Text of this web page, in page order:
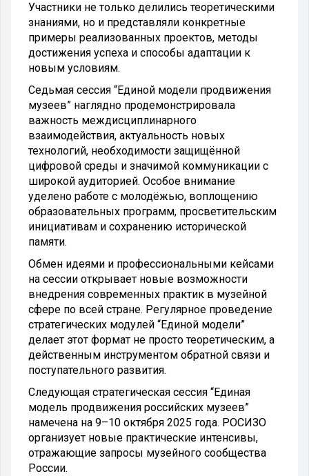
Участники не только делились теоретическими
знаниями, но и представляли конкретные
примеры реализованных проектов, методы
достижения успеха и способы адаптации к
новым условиям.
Седьмая сессия “Единой модели продвижения
музеев” наглядно продемонстрировала
важность междисциплинарного
взаимодействия, актуальность новых
технологий, необходимости защищённой
цифровой среды и значимой коммуникации с
широкой аудиторией. Особое внимание
уделено работе с молодёжью, воплощению
образовательных программ, просветительским
инициативам и сохранению исторической
памяти.
Обмен идеями и профессиональными кейсами
на сессии открывает новые возможности
внедрения современных практик в музейной
сфере по всей стране. Регулярное проведение
стратегических модулей “Единой модели”
делает этот формат не просто теоретическим, а
действенным инструментом обратной связи и
поступательного развития.
Следующая стратегическая сессия “Единая
модель продвижения российских музеев”
намечена на 9–10 октября 2025 года. РОСИЗО
организует новые практические интенсивы,
отражающие запросы музейного сообщества
России.